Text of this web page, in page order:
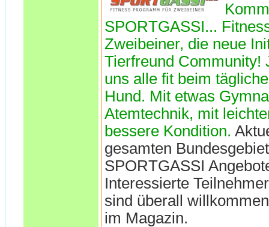
SPORTGASSI...
Zweibeiner, die neue
Tierfreund Community!
uns alle fit beim
Hund. Mit etwas
Atemtechnik, mit
bessere Kondition.
gesamten
SPORTGASSI
Interessierte
sind überall
im Magazin.